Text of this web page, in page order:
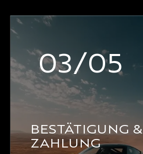
03/05
BESTÄTIGUNG &
ZAHLUNG